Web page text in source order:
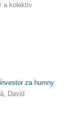
a kolektiv
za humny
David